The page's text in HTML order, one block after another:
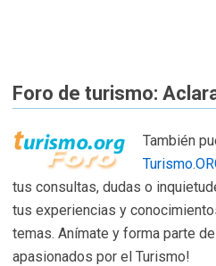
Foro de turismo:
También
tus consultas, dudas o
tus experiencias y
temas. Anímate y forma parte
apasionados por el Turismo!